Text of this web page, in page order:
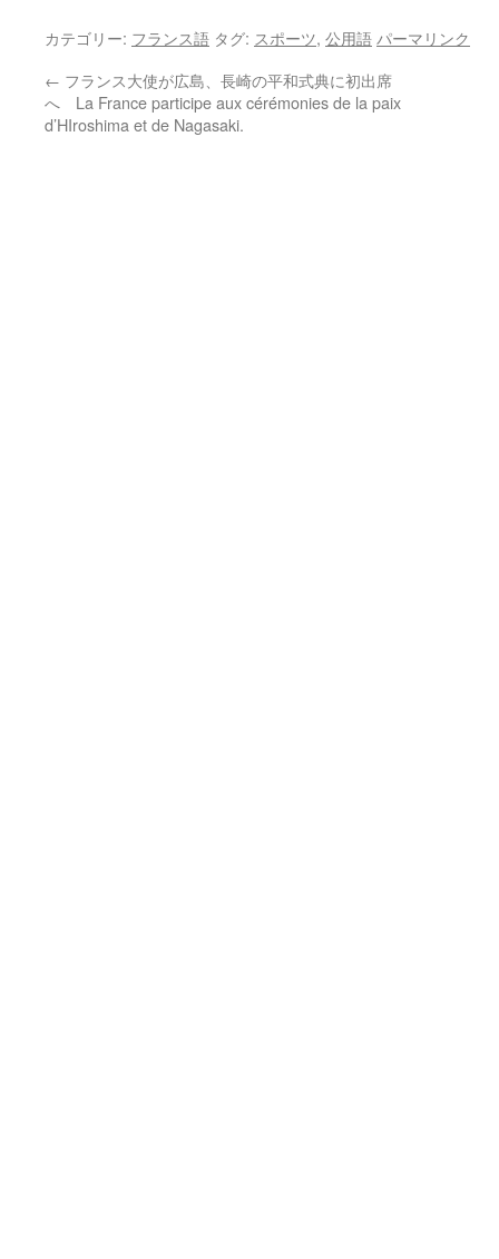
カテゴリー: フランス語 タグ: スポーツ, 公用語 パーマリンク
← フランス大使が広島、長崎の平和式典に初出席
へ La France participe aux cérémonies de la paix
d’HIroshima et de Nagasaki.